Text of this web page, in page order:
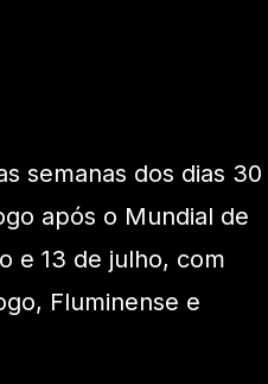
semanas dos dias 30
após o Mundial de
e 13 de julho, com
Fluminense e